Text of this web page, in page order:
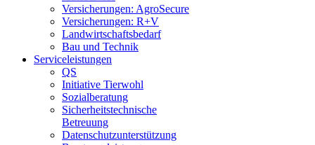
Versicherungen: AgroSecure
Versicherungen: R+V
Landwirtschaftsbedarf
Bau und Technik
Service­­leistungen
QS
Initiative Tierwohl
Sozialberatung
Sicherheitstechnische
Betreuung
Datenschutzunterstützung